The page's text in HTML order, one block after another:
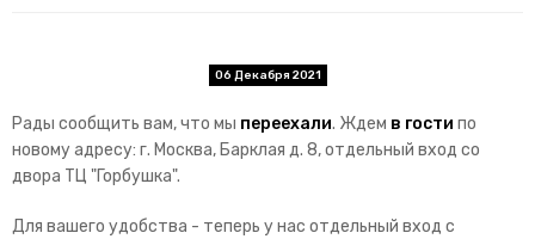
06 Декабря 2021
Рады сообщить вам, что мы переехали. Ждем в гости по
новому адресу: г. Москва, Барклая д. 8, отдельный вход со
двора ТЦ "Горбушка".
Для вашего удобства - теперь у нас отдельный вход с